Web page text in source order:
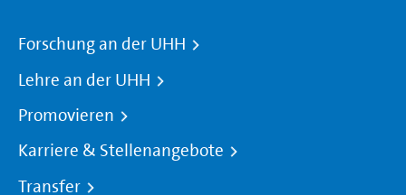
Forschung an der UHH
Lehre an der UHH
Promovieren
Karriere & Stellenangebote
Transfer